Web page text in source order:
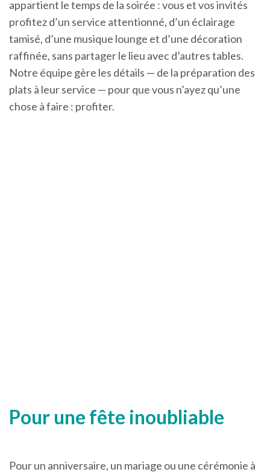
appartient le temps de la soirée : vous et vos invités
profitez d’un service attentionné, d’un éclairage
tamisé, d’une musique lounge et d’une décoration
raffinée, sans partager le lieu avec d’autres tables.
Notre équipe gère les détails — de la préparation des
plats à leur service — pour que vous n’ayez qu’une
chose à faire : profiter.
Pour une fête inoubliable
Pour un anniversaire, un mariage ou une cérémonie à